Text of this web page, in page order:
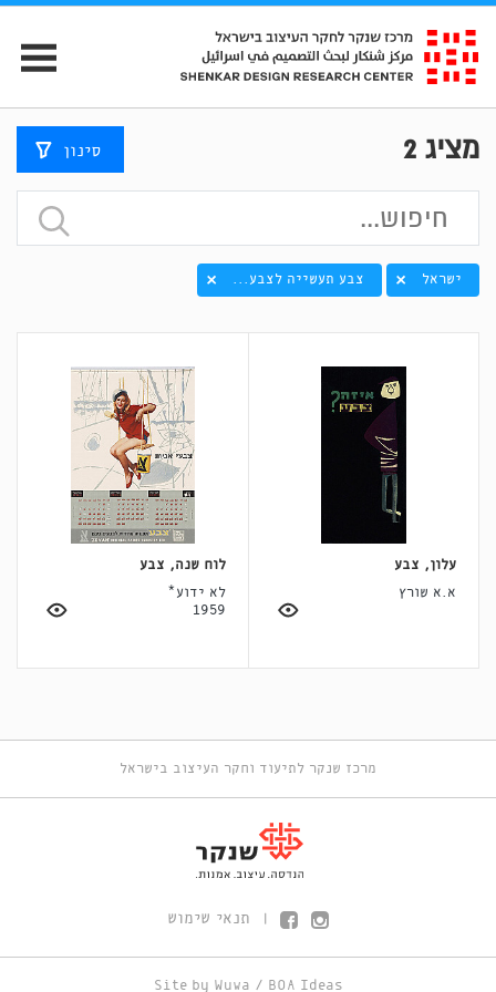
מציג 2 סינון
ישראל צבע תעשייה לצבע...
עלון, צבע
א.א שורץ
לוח שנה, צבע
לא ידוע*
1959
מרכז שנקר לתיעוד וחקר העיצוב בישראל
תנאי שימוש
Site by Wuwa / BOA Ideas